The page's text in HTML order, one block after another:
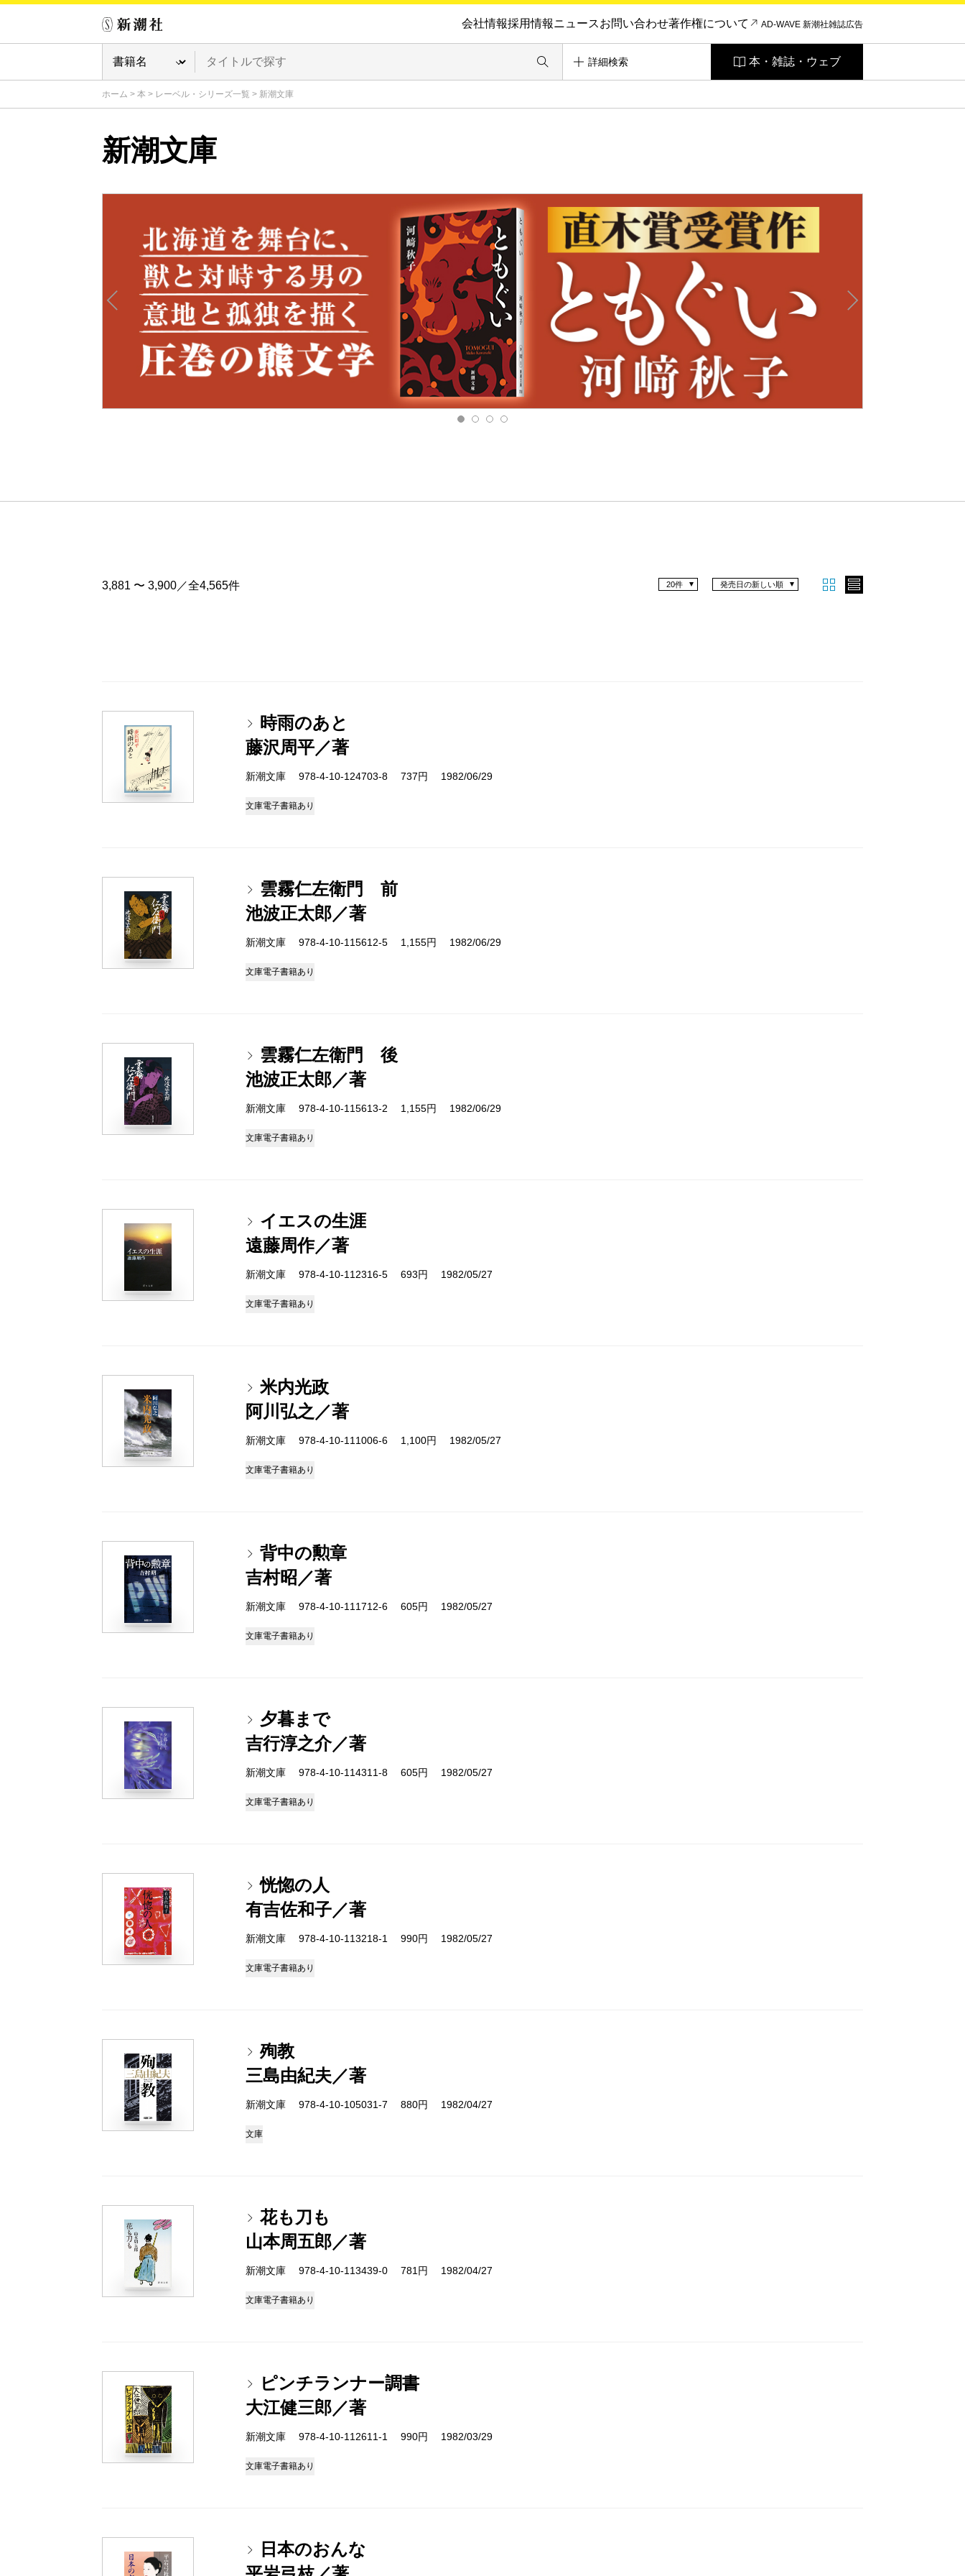
会社情報採用情報ニュースお問い合わせ著作権について AD-WAVE 新潮社雑誌広告
詳細検索 本・雑誌・ウェブ
ホーム > 本 > レーベル・シリーズ一覧 > 新潮文庫
新潮文庫
3,881 〜 3,900／全4,565件 発売日の新しい順
20件
時雨のあと
藤沢周平／著
新潮文庫 978-4-10-124703-8 737円 1982/06/29
文庫電子書籍あり
雲霧仁左衛門 前
池波正太郎／著
新潮文庫 978-4-10-115612-5 1,155円 1982/06/29
文庫電子書籍あり
雲霧仁左衛門 後
池波正太郎／著
新潮文庫 978-4-10-115613-2 1,155円 1982/06/29
文庫電子書籍あり
イエスの生涯
遠藤周作／著
新潮文庫 978-4-10-112316-5 693円 1982/05/27
文庫電子書籍あり
米内光政
阿川弘之／著
新潮文庫 978-4-10-111006-6 1,100円 1982/05/27
文庫電子書籍あり
背中の勲章
吉村昭／著
新潮文庫 978-4-10-111712-6 605円 1982/05/27
文庫電子書籍あり
夕暮まで
吉行淳之介／著
新潮文庫 978-4-10-114311-8 605円 1982/05/27
文庫電子書籍あり
恍惚の人
有吉佐和子／著
新潮文庫 978-4-10-113218-1 990円 1982/05/27
文庫電子書籍あり
殉教
三島由紀夫／著
新潮文庫 978-4-10-105031-7 880円 1982/04/27
文庫
花も刀も
山本周五郎／著
新潮文庫 978-4-10-113439-0 781円 1982/04/27
文庫電子書籍あり
ピンチランナー調書
大江健三郎／著
新潮文庫 978-4-10-112611-1 990円 1982/03/29
文庫電子書籍あり
日本のおんな